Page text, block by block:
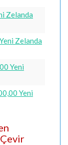
Zelanda
Zelanda
Yeni
Yeni